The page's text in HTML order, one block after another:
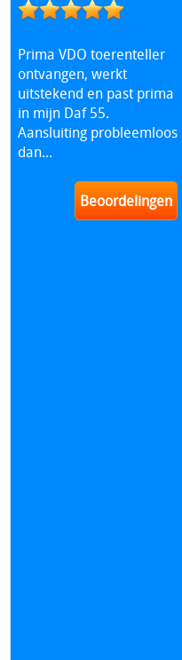
Prima VDO toerenteller
ontvangen, werkt
uitstekend en past prima
in mijn Daf 55.
Aansluiting probleemloos
dan...
Beoordelingen